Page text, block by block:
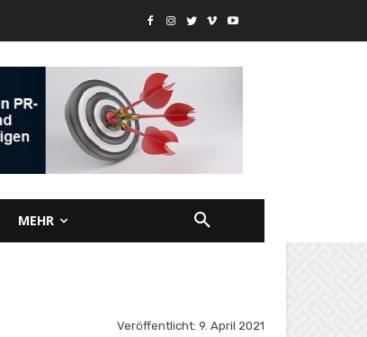
MEHR
Veröffentlicht: 9. April 2021